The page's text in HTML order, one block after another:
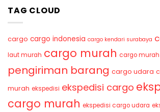
TAG CLOUD
cargo cargo indonesia cargo kendari surabaya
laut murah cargo murah cargo
pengiriman barang cargo udara
murah ekspedisi ekspedisi cargo
cargo murah ekspedisi cargo udara